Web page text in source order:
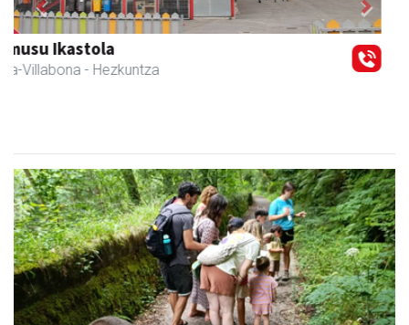
Eizmendi anaiak
Amasa-Villabona - Armategia
Previous Next